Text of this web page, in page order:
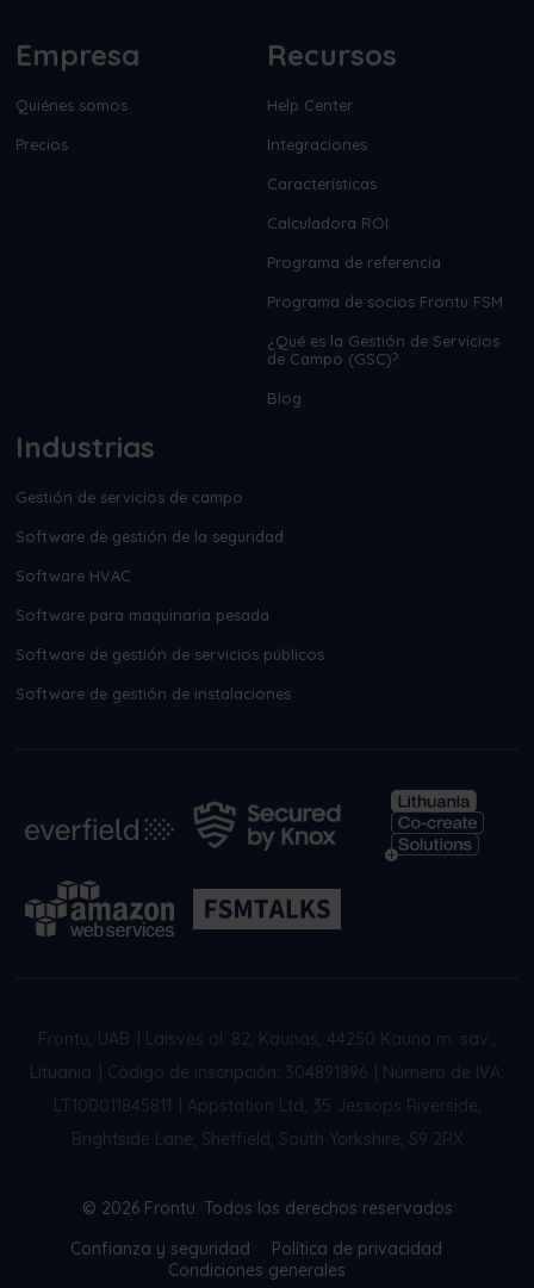
Empresa
Quiénes somos
Precios
Recursos
Help Center
Integraciones
Características
Calculadora ROI
Programa de referencia
Programa de socios Frontu FSM
¿Qué es la Gestión de Servicios
de Campo (GSC)?
Blog
Industrias
Gestión de servicios de campo
Software de gestión de la seguridad
Software HVAC
Software para maquinaria pesada
Software de gestión de servicios públicos
Software de gestión de instalaciones
Frontu, UAB
Laisvės al. 82, Kaunas, 44250 Kauno m. sav.,
Lituania
Código de inscripción: 304891896
Número de IVA:
LT100011845811
Appstation Ltd, 35 Jessops Riverside,
Brightside Lane, Sheffield, South Yorkshire, S9 2RX
© 2026 Frontu. Todos los derechos reservados
Confianza y seguridad
Política de privacidad
Condiciones generales